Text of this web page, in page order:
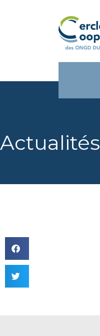
Actualités